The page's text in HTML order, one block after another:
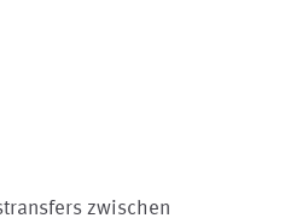
zwischen